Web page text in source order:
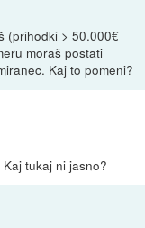
(prihodki > 50.000€
moraš postati
Kaj to pomeni?
tukaj ni jasno?